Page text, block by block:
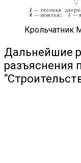
Крольчатник
Дальнейшие
разъяснения